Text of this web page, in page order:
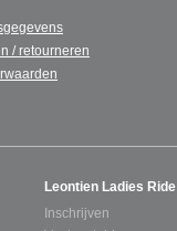
/ retourneren
Leontien Ladies Ride
Inschrijven